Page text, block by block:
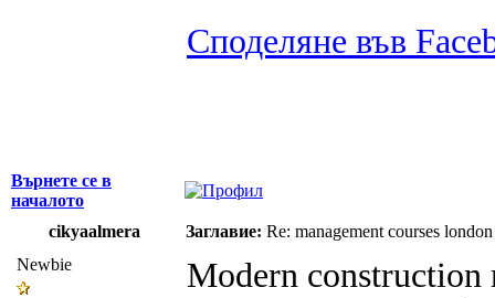
Споделяне във
Върнете се в
началото
cikyaalmera
Заглавие: Re: management courses london
Newbie
Modern construction